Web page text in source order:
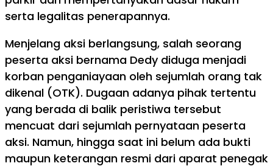
serta legalitas penerapannya.
Menjelang aksi berlangsung, salah seorang
peserta aksi bernama Dedy diduga menjadi
korban penganiayaan oleh sejumlah orang tak
dikenal (OTK). Dugaan adanya pihak tertentu
yang berada di balik peristiwa tersebut
mencuat dari sejumlah pernyataan peserta
aksi. Namun, hingga saat ini belum ada bukti
maupun keterangan resmi dari aparat penegak